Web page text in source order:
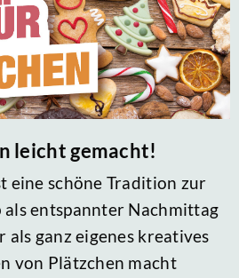
leicht gemacht!
eine schöne Tradition zur
entspannter Nachmittag
ganz eigenes kreatives
von Plätzchen macht